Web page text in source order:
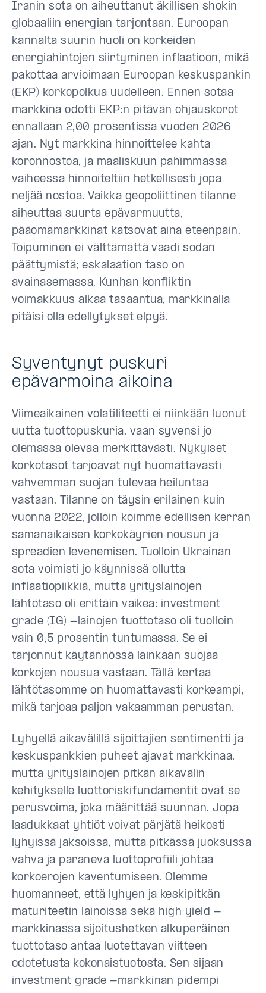
Iranin sota on aiheuttanut äkillisen shokin
globaaliin energian tarjontaan. Euroopan
kannalta suurin huoli on korkeiden
energiahintojen siirtyminen inflaatioon, mikä
pakottaa arvioimaan Euroopan keskuspankin
(EKP) korkopolkua uudelleen. Ennen sotaa
markkina odotti EKP:n pitävän ohjauskorot
ennallaan 2,00 prosentissa vuoden 2026
ajan. Nyt markkina hinnoittelee kahta
koronnostoa, ja maaliskuun pahimmassa
vaiheessa hinnoiteltiin hetkellisesti jopa
neljää nostoa. Vaikka geopoliittinen tilanne
aiheuttaa suurta epävarmuutta,
pääomamarkkinat katsovat aina eteenpäin.
Toipuminen ei välttämättä vaadi sodan
päättymistä; eskalaation taso on
avainasemassa. Kunhan konfliktin
voimakkuus alkaa tasaantua, markkinalla
pitäisi olla edellytykset elpyä.
Syventynyt puskuri
epävarmoina aikoina
Viimeaikainen volatiliteetti ei niinkään luonut
uutta tuottopuskuria, vaan syvensi jo
olemassa olevaa merkittävästi. Nykyiset
korkotasot tarjoavat nyt huomattavasti
vahvemman suojan tulevaa heiluntaa
vastaan. Tilanne on täysin erilainen kuin
vuonna 2022, jolloin koimme edellisen kerran
samanaikaisen korkokäyrien nousun ja
spreadien levenemisen. Tuolloin Ukrainan
sota voimisti jo käynnissä ollutta
inflaatiopiikkiä, mutta yrityslainojen
lähtötaso oli erittäin vaikea: investment
grade (IG) -lainojen tuottotaso oli tuolloin
vain 0,5 prosentin tuntumassa. Se ei
tarjonnut käytännössä lainkaan suojaa
korkojen nousua vastaan. Tällä kertaa
lähtötasomme on huomattavasti korkeampi,
mikä tarjoaa paljon vakaamman perustan.
Lyhyellä aikavälillä sijoittajien sentimentti ja
keskuspankkien puheet ajavat markkinaa,
mutta yrityslainojen pitkän aikavälin
kehitykselle luottoriskifundamentit ovat se
perusvoima, joka määrittää suunnan. Jopa
laadukkaat yhtiöt voivat pärjätä heikosti
lyhyissä jaksoissa, mutta pitkässä juoksussa
vahva ja paraneva luottoprofiili johtaa
korkoerojen kaventumiseen. Olemme
huomanneet, että lyhyen ja keskipitkän
maturiteetin lainoissa sekä high yield -
markkinassa sijoitushetken alkuperäinen
tuottotaso antaa luotettavan viitteen
odotetusta kokonaistuotosta. Sen sijaan
investment grade -markkinan pidempi